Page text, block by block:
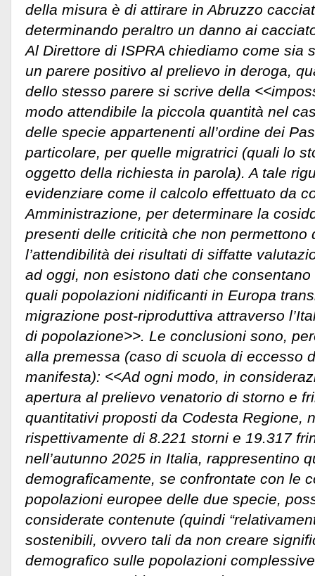
della misura è di attirare in Abruzzo
determinando peraltro un danno ai
Al Direttore di ISPRA chiediamo come sia
un parere positivo al prelievo in deroga,
dello stesso parere si scrive della
modo attendibile la piccola quantità nel
delle specie appartenenti all’ordine dei
particolare, per quelle migratrici (quali lo
oggetto della richiesta in parola). A tale
evidenziare come il calcolo effettuato da
Amministrazione, per determinare la
presenti delle criticità che non permettono
l’attendibilità dei risultati di siffatte
ad oggi, non esistono dati che
quali popolazioni nidificanti in Europa
migrazione post-riproduttiva attraverso
di popolazione>>. Le conclusioni sono,
alla premessa (caso di scuola di eccesso
manifesta): <<Ad ogni modo, in
apertura al prelievo venatorio di storno e
quantitativi proposti da Codesta Regione,
rispettivamente di 8.221 storni e 19.317
nell’autunno 2025 in Italia, rappresentino
demograficamente, se confrontate con le
popolazioni europee delle due specie,
considerate contenute (quindi
sostenibili, ovvero tali da non creare
demografico sulle popolazioni